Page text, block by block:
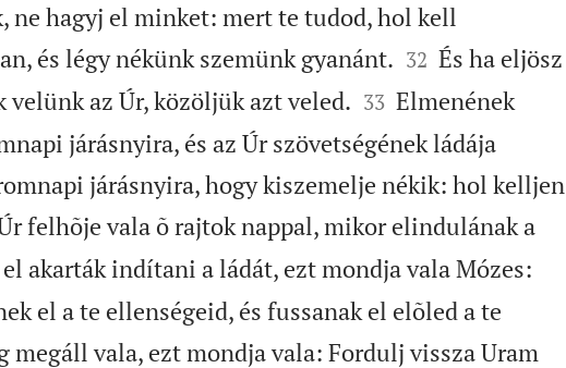
ne hagyj el minket: mert te tudod, hol kell
és légy nékünk szemünk gyanánt.
32 És ha eljösz
az Úr, közöljük azt veled.
33 Elmenének
járásnyira, és az Úr szövetségének ládája
járásnyira, hogy kiszemelje nékik: hol kelljen
felhõje vala õ rajtok nappal, mikor elindulának a
akarták indítani a ládát, ezt mondja vala Mózes:
el a te ellenségeid, és fussanak el elõled a te
megáll vala, ezt mondja vala: Fordulj vissza Uram